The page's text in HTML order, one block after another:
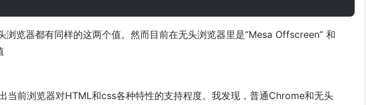
浏览器都有同样的这两个值。然而目前在无头浏览器里是“Mesa Offscreen” 和
当前浏览器对HTML和css各种特性的支持程度。我发现，普通Chrome和无头